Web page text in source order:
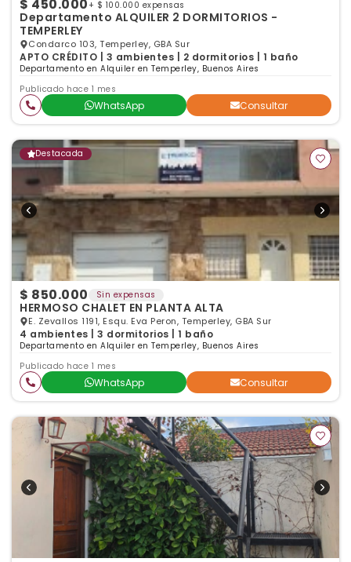
$ 450.000 + $ 100.000 expensas
Departamento ALQUILER 2 DORMITORIOS -
TEMPERLEY
Condarco 103, Temperley, GBA Sur
APTO CRÉDITO | 3 ambientes | 2 dormitorios | 1 baño
Departamento en Alquiler en Temperley, Buenos Aires
Publicado hace 1 mes
WhatsApp Consultar
Destacada
$ 850.000 Sin expensas
HERMOSO CHALET EN PLANTA ALTA
E. Zevallos 1191, Esqu. Eva Peron, Temperley, GBA Sur
4 ambientes | 3 dormitorios | 1 baño
Departamento en Alquiler en Temperley, Buenos Aires
Publicado hace 1 mes
WhatsApp Consultar